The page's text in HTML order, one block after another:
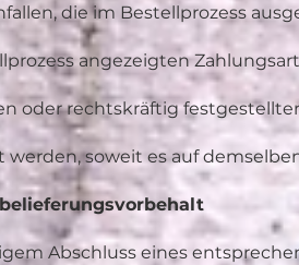
die im Bestellprozess
angezeigten
oder rechtskräftig
soweit es auf
Abschluss eines